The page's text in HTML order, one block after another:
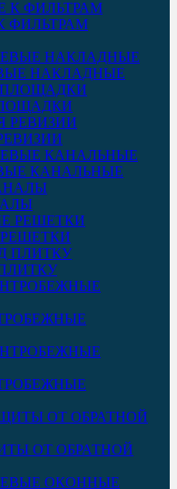
ФИЛЬТРАМ
НАКЛАДНЫЕ
КАНАЛЬНЫЕ
ОТ ОБРАТНОЙ